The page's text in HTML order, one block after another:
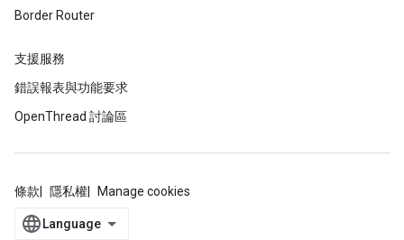
Border Router
支援服務
錯誤報表與功能要求
OpenThread 討論區
條款 隱私權 Manage cookies